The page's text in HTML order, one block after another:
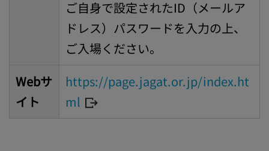
ご自身で設定されたID（メールア
ドレス）パスワードを入力の上、
ご入場ください。
Webサ
イト
https://page.jagat.or.jp/index.ht
ml